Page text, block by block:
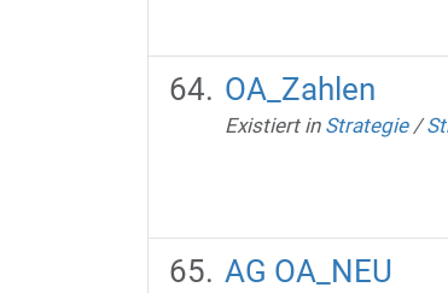
OA_Zahlen
Existiert in Strategie /
AG OA_NEU